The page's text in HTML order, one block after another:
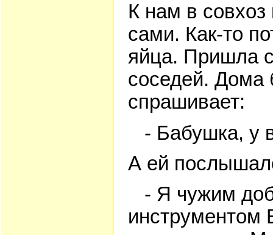
К нам в совхоз
сами. Как-то
яйца. Пришла
соседей. Дома
спрашивает:
- Бабушка, у
А ей
- Я чужим
инструментом